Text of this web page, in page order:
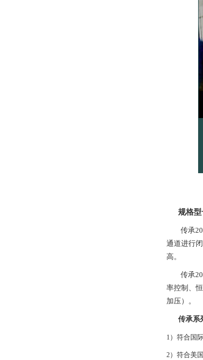
规格型
传承2
通道进行
高。
传承2
率控制、
加压）。
传承系
1）符合国
2）符合美